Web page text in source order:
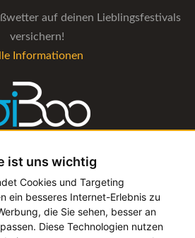
ist uns wichtig
Cookies und Targeting
ein besseres Internet-Erlebnis zu
die Sie sehen, besser an
Diese Technologien nutzen
auf deinen Lieblingsfestivals
versichern!
Informationen
für alle Künstler- und
Informationen